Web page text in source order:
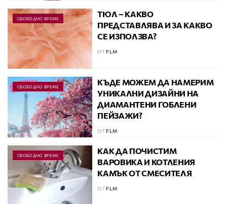
СВОБОДНО ВРЕМЕ
ТЮЛ – КАКВО
ПРЕДСТАВЛЯВА И ЗА КАКВО
СЕ ИЗПОЛЗВА?
ОТ FLM
СВОБОДНО ВРЕМЕ
КЪДЕ МОЖЕМ ДА НАМЕРИМ
УНИКАЛНИ ДИЗАЙНИ НА
ДИАМАНТЕНИ ГОБЛЕНИ
ПЕЙЗАЖИ?
ОТ FLM
СВОБОДНО ВРЕМЕ
КАК ДА ПОЧИСТИМ
ВАРОВИКА И КОТЛЕНИЯ
КАМЪК ОТ СМЕСИТЕЛЯ
ОТ FLM